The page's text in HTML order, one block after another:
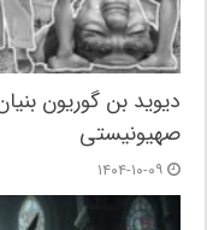
دیوید بن گوریون
صهیونیستی
۱۴۰۴-۱۰-۰۹